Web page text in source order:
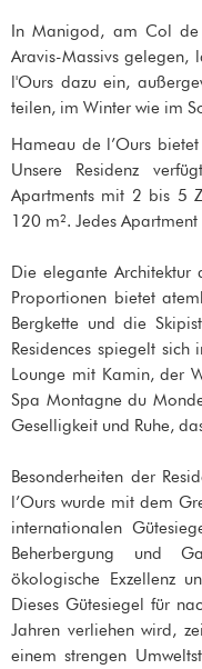
In Manigod, am Col
Aravis-Massivs gelegen,
l'Ours dazu ein,
teilen, im Winter wie im
Hameau de l’Ours
Unsere Residenz
Apartments mit 2 bis 5
120 m². Jedes
Die elegante
Proportionen bietet
Bergkette und die
Residences spiegelt
Lounge mit Kamin, der
Spa Montagne du
Geselligkeit und Ruhe,
Besonderheiten der
l’Ours wurde mit dem
internationalen
Beherbergung und
ökologische Exzellenz
Dieses Gütesiegel für
Jahren verliehen wird,
einem strengen